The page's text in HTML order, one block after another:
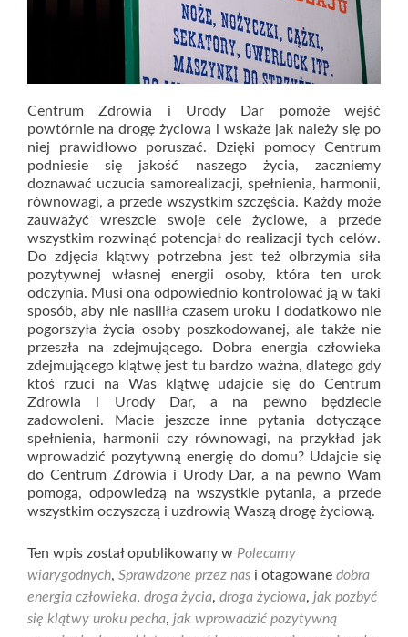
Centrum Zdrowia i Urody Dar pomoże wejść
powtórnie na drogę życiową i wskaże jak należy się po
niej prawidłowo poruszać. Dzięki pomocy Centrum
podniesie się jakość naszego życia, zaczniemy
doznawać uczucia samorealizacji, spełnienia, harmonii,
równowagi, a przede wszystkim szczęścia. Każdy może
zauważyć wreszcie swoje cele życiowe, a przede
wszystkim rozwinąć potencjał do realizacji tych celów.
Do zdjęcia klątwy potrzebna jest też olbrzymia siła
pozytywnej własnej energii osoby, która ten urok
odczynia. Musi ona odpowiednio kontrolować ją w taki
sposób, aby nie nasiliła czasem uroku i dodatkowo nie
pogorszyła życia osoby poszkodowanej, ale także nie
przeszła na zdejmującego. Dobra energia człowieka
zdejmującego klątwę jest tu bardzo ważna, dlatego gdy
ktoś rzuci na Was klątwę udajcie się do Centrum
Zdrowia i Urody Dar, a na pewno będziecie
zadowoleni. Macie jeszcze inne pytania dotyczące
spełnienia, harmonii czy równowagi, na przykład jak
wprowadzić pozytywną energię do domu? Udajcie się
do Centrum Zdrowia i Urody Dar, a na pewno Wam
pomogą, odpowiedzą na wszystkie pytania, a przede
wszystkim oczyszczą i uzdrowią Waszą drogę życiową.
Ten wpis został opublikowany w Polecamy
wiarygodnych, Sprawdzone przez nas i otagowane dobra
energia człowieka, droga życia, droga życiowa, jak pozbyć
się klątwy uroku pecha, jak wprowadzić pozytywną